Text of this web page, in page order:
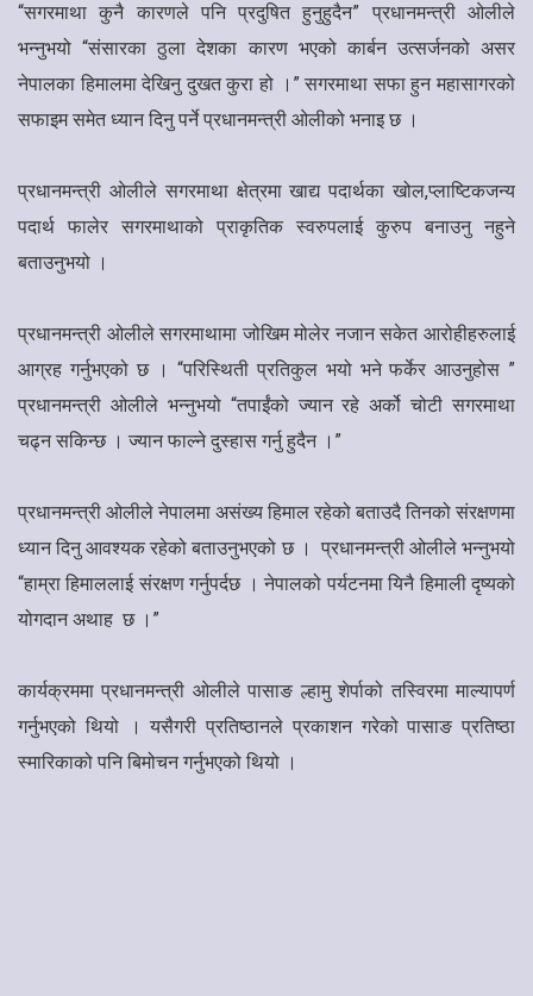
“सगरमाथा कुनै कारणले पनि प्रदुषित हुनुहुदैन” प्रधानमन्त्री ओलीले
भन्नुभयो “संसारका ठुला देशका कारण भएको कार्बन उत्सर्जनको असर
नेपालका हिमालमा देखिनु दुखत कुरा हो ।” सगरमाथा सफा हुन महासागरको
सफाइम समेत ध्यान दिनु पर्ने प्रधानमन्त्री ओलीको भनाइ छ ।
प्रधानमन्त्री ओलीले सगरमाथा क्षेत्रमा खाद्य पदार्थका खोल,प्लाष्टिकजन्य
पदार्थ फालेर सगरमाथाको प्राकृतिक स्वरुपलाई कुरुप बनाउनु नहुने
बताउनुभयो ।
प्रधानमन्त्री ओलीले सगरमाथामा जोखिम मोलेर नजान सकेत आरोहीहरुलाई
आग्रह गर्नुभएको छ । “परिस्थिती प्रतिकुल भयो भने फर्केर आउनुहोस ”
प्रधानमन्त्री ओलीले भन्नुभयो “तपाईंको ज्यान रहे अर्को चोटी सगरमाथा
चढ्न सकिन्छ । ज्यान फाल्ने दुस्हास गर्नु हुदैन ।”
प्रधानमन्त्री ओलीले नेपालमा असंख्य हिमाल रहेको बताउदै तिनको संरक्षणमा
ध्यान दिनु आवश्यक रहेको बताउनुभएको छ । प्रधानमन्त्री ओलीले भन्नुभयो
“हाम्रा हिमाललाई संरक्षण गर्नुपर्दछ । नेपालको पर्यटनमा यिनै हिमाली दृष्यको
योगदान अथाह छ ।”
कार्यक्रममा प्रधानमन्त्री ओलीले पासाङ ल्हामु शेर्पाको तस्विरमा माल्यापर्ण
गर्नुभएको थियो । यसैगरी प्रतिष्ठानले प्रकाशन गरेको पासाङ प्रतिष्ठा
स्मारिकाको पनि बिमोचन गर्नुभएको थियो ।